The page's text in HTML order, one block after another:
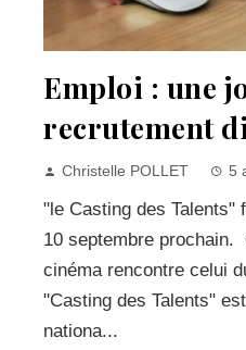
Emploi : une
recrutement
Christelle POLLET 5
"le Casting des Talents"
10 septembre prochain.
cinéma rencontre celui
"Casting des Talents"
nationa...